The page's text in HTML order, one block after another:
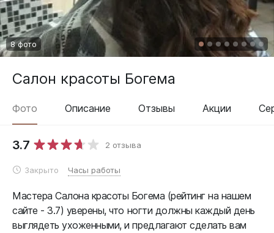
Салон красоты Богема
Фото Описание Отзывы Акции
3.7 2 отзыва
Часы работы
Закрыто
8 фото
Мастера Салона красоты Богема (рейтинг на нашем
сайте - 3.7) уверены, что ногти должны каждый день
выглядеть ухоженными, и предлагают сделать вам